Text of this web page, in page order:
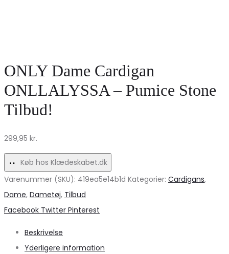
ONLY Dame Cardigan
ONLLALYSSA – Pumice Stone
Tilbud!
299,95 kr.
Køb hos Klædeskabet.dk
Varenummer (SKU): 419ea5e14b1d Kategorier: Cardigans,
Dame, Dametøj, Tilbud
Share
Facebook Twitter Pinterest
Beskrivelse
Yderligere information